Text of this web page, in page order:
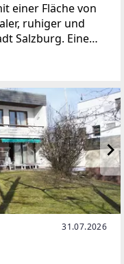
einer Fläche von
ruhiger und
Salzburg. Eine
ist zu Fuß,
Verkehrsmitteln
31.07.2026